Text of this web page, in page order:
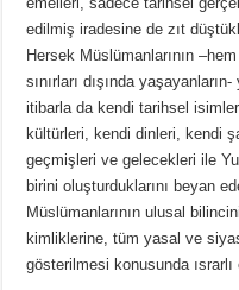
edilmiş iradesine de zıt
Hersek Müslümanlarının
sınırları dışında
itibarla da kendi tarihsel
kültürleri, kendi dinleri, kendi
geçmişleri ve gelecekleri ile
birini oluşturduklarını beyan
Müslümanlarının ulusal
kimliklerine, tüm yasal ve
gösterilmesi konusunda ısrarlı